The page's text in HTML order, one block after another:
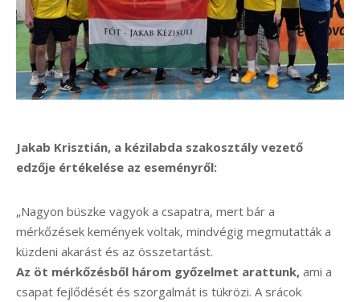
Jakab Krisztián, a kézilabda szakosztály vezető
edzője értékelése az eseményről:
„Nagyon büszke vagyok a csapatra, mert bár a
mérkőzések kemények voltak, mindvégig megmutatták a
küzdeni akarást és az összetartást.
Az öt mérkőzésből három győzelmet arattunk, ami a
csapat fejlődését és szorgalmát is tükrözi. A srácok